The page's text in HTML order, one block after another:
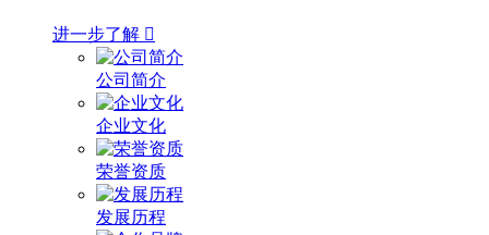
进一步了解 
公司简介
企业文化
荣誉资质
发展历程